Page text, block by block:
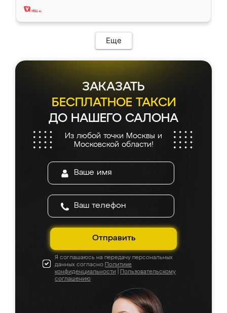
Еще
ЗАКАЗАТЬ
БЕСПЛАТНОЕ ТАКСИ
ДО НАШЕГО САЛОНА
Из любой точки Москвы и
Московской области!
Отправить
Я соглашаюсь на передачу персональных
данных согласно Политике
конфиденциальности
Пользовательскому
соглашению